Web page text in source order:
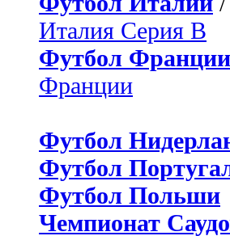
Италия Серия B
Футбол Франции
Франции
Футбол
Футбол
Футбол Польши
Чемпионат